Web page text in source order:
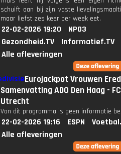
schuift aan bij zijn vaste
maar liefst zes keer per week eet.
22-02-2026 19:20
NPO3
Gezondheid.TV
Informatief.TV
Alle afleveringen
Eurojackpot Vrouwen
Samenvatting ADO Den Haag - FC
Utrecht
Van dit programma is geen informatie
22-02-2026 19:16 ESPN
Alle afleveringen